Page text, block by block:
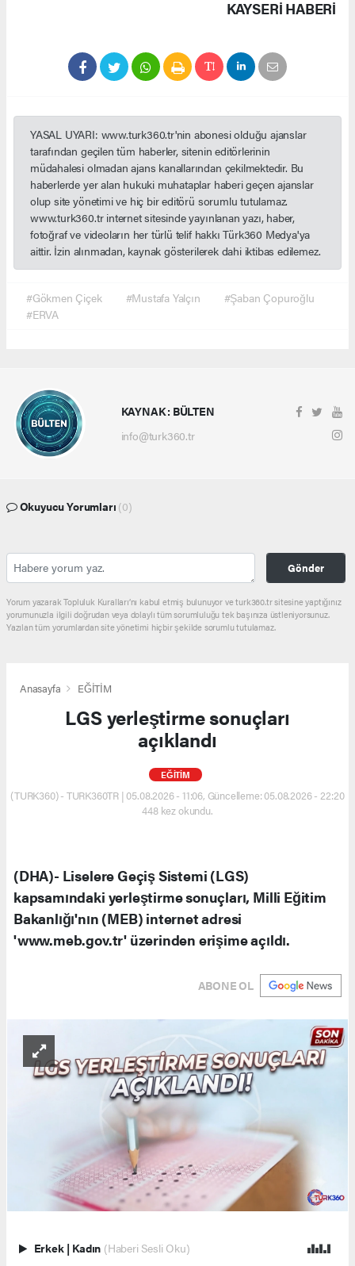
KAYSERI HABERİ
YASAL UYARI: www.turk360.tr'nin abonesi olduğu ajanslar
tarafından geçilen tüm haberler, sitenin editörlerinin
müdahalesi olmadan ajans kanallarından çekilmektedir. Bu
haberlerde yer alan hukuki muhataplar haberi geçen ajanslar
olup site yönetimi ve hiç bir editörü sorumlu tutulamaz.
www.turk360.tr internet sitesinde yayınlanan yazı, haber,
fotoğraf ve videoların her türlü telif hakkı Türk360 Medya'ya
aittir. İzin alınmadan, kaynak gösterilerek dahi iktibas edilemez.
#Gökmen Çiçek #Mustafa Yalçın
#Şaban Çopuroğlu
#ERVA
KAYNAK : BÜLTEN
info@turk360.tr
Okuyucu Yorumları (0)
Gönder
Yorum yazarak Topluluk Kuralları’nı kabul etmiş bulunuyor ve turk360.tr sitesine yaptığınız
yorumunuzla ilgili doğrudan veya dolaylı tüm sorumluluğu tek başınıza üstleniyorsunuz.
Yazılan tüm yorumlardan site yönetimi hiçbir şekilde sorumlu tutulamaz.
Anasayfa EĞİTİM
LGS yerleştirme sonuçları
açıklandı
EĞİTİM
(TURK360) - TURK360TR | 05.08.2026 - 11:06, Güncelleme: 05.08.2026 - 22:20
448 kez okundu.
(DHA)- Liselere Geçiş Sistemi (LGS)
kapsamındaki yerleştirme sonuçları, Milli Eğitim
Bakanlığı'nın (MEB) internet adresi
'www.meb.gov.tr' üzerinden erişime açıldı.
ABONE OL
Erkek | Kadın (Haberi Sesli Oku)